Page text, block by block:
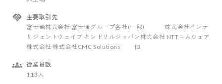
主要取引先
富士通株式会社 富士通グループ各社(一部) 株式会社インテ
リジェントウェイブ キンドリルジャパン株式会社 NTTコムウェア
株式会社 株式会社CMC Solutions 他
従業員数
113人